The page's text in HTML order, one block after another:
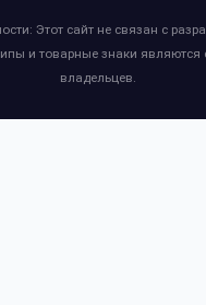
Этот сайт не связан с
и товарные знаки являются
владельцев.